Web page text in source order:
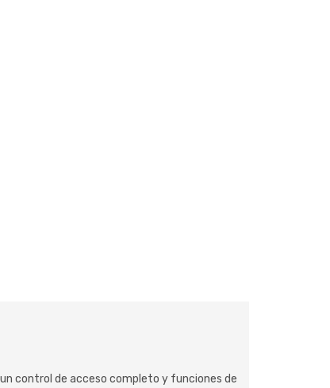
control de acceso completo y funciones de